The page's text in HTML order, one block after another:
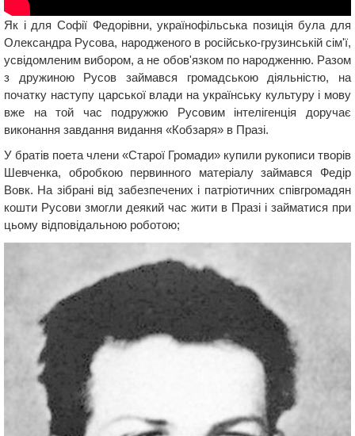
Як і для Софії Федорівни, українофільська позиція була для
Олександра Русова, народженого в російсько-грузинській сім'ї,
усвідомленим вибором, а не обов'язком по народженню. Разом
з дружиною Русов займався громадською діяльністю, на
початку наступу царської влади на українську культуру і мову
вже на той час подружжю Русовим інтелігенція доручає
виконання завдання видання «Кобзаря» в Празі.
У братів поета члени «Старої Громади» купили рукописи творів
Шевченка, обробкою первинного матеріалу займався Федір
Вовк. На зібрані від забезпечених і патріотичних співгромадян
кошти Русови змогли деякий час жити в Празі і займатися при
цьому відповідальною роботою;